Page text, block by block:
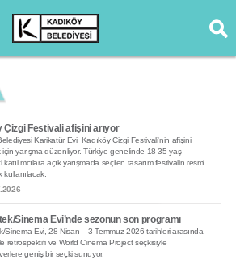
Çizgi Festivali afişini arıyor
Karikatür Evi, Kadıköy Çizgi Festivali'nin afişini
için yarışma düzenliyor. Türkiye genelinde 18-35 yaş
katılımcılara açık yarışmada seçilen tasarım festivalin resmi
kullanılacak.
Sinema Evi’nde sezonun son programı
Sinema Evi, 28 Nisan – 3 Temmuz 2026 tarihleri arasında
retrospektifi ve World Cinema Project seçkisiyle
geniş bir seçki sunuyor.